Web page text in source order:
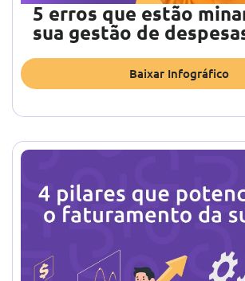
5 erros que estão
sua gestão de
Baixar Infográfico